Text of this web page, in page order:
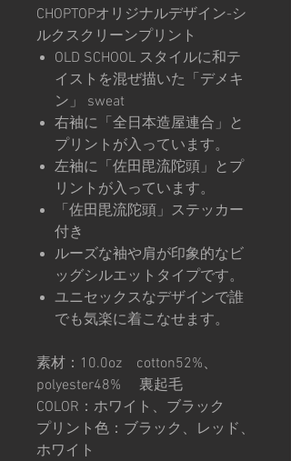
CHOPTOPオリジナルデザイン-シ
ルクスクリーンプリント
OLD SCHOOL スタイルに和テ
イストを混ぜ描いた「デメキ
ン」 sweat
右袖に「全日本造屋連合」と
プリントが入っています。
左袖に「佐田毘流陀頭」とプ
リントが入っています。
「佐田毘流陀頭」ステッカー
付き
ルーズな袖や肩が印象的なビ
ッグシルエットタイプです。
ユニセックスなデザインで誰
でも気楽に着こなせます。
素材：10.0oz cotton52%、
polyester48% 裏起毛
COLOR：ホワイト、ブラック
プリント色：ブラック、レッド、
ホワイト